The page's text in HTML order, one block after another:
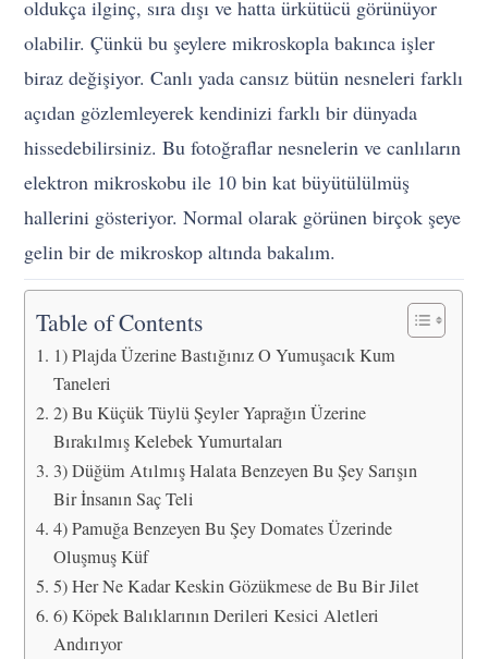
oldukça ilginç, sıra dışı ve hatta ürkütücü görünüyor
olabilir. Çünkü bu şeylere mikroskopla bakınca işler
biraz değişiyor. Canlı yada cansız bütün nesneleri farklı
açıdan gözlemleyerek kendinizi farklı bir dünyada
hissedebilirsiniz. Bu fotoğraflar nesnelerin ve canlıların
elektron mikroskobu ile 10 bin kat büyütülülmüş
hallerini gösteriyor. Normal olarak görünen birçok şeye
gelin bir de mikroskop altında bakalım.
Table of Contents
1) Plajda Üzerine Bastığınız O Yumuşacık Kum
Taneleri
2) Bu Küçük Tüylü Şeyler Yaprağın Üzerine
Bırakılmış Kelebek Yumurtaları
3) Düğüm Atılmış Halata Benzeyen Bu Şey Sarışın
Bir İnsanın Saç Teli
4) Pamuğa Benzeyen Bu Şey Domates Üzerinde
Oluşmuş Küf
5) Her Ne Kadar Keskin Gözükmese de Bu Bir Jilet
6) Köpek Balıklarının Derileri Kesici Aletleri
Andırıyor